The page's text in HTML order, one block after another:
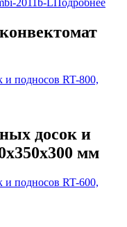
досок и
мм